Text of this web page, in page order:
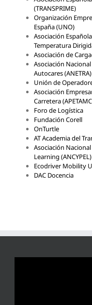
(TRANSPRIME)
Organización
España (UNO)
Asociación
Temperatura
Asociación de
Asociación
Autocares (ANETRA)
Unión de
Asociación
Carretera
Foro de Logística
Fundación Corell
OnTurtle
AT Academia del
Asociación
Learning (ANCYPEL)
Ecodriver Mobility
DAC Docencia